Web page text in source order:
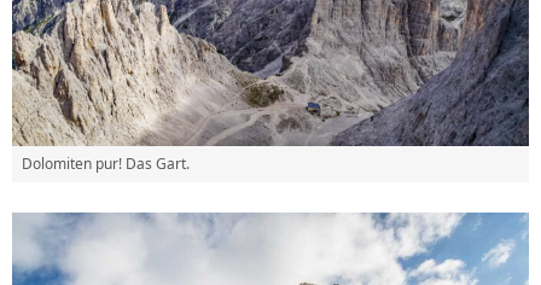
Dolomiten pur! Das Gart.